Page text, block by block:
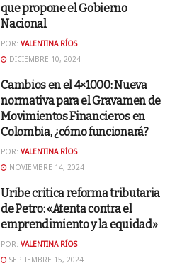
que propone el Gobierno
Nacional
POR: VALENTINA RÍOS
DICIEMBRE 10, 2024
Cambios en el 4×1000: Nueva
normativa para el Gravamen de
Movimientos Financieros en
Colombia, ¿cómo funcionará?
POR: VALENTINA RÍOS
NOVIEMBRE 14, 2024
Uribe critica reforma tributaria
de Petro: «Atenta contra el
emprendimiento y la equidad»
POR: VALENTINA RÍOS
SEPTIEMBRE 15, 2024